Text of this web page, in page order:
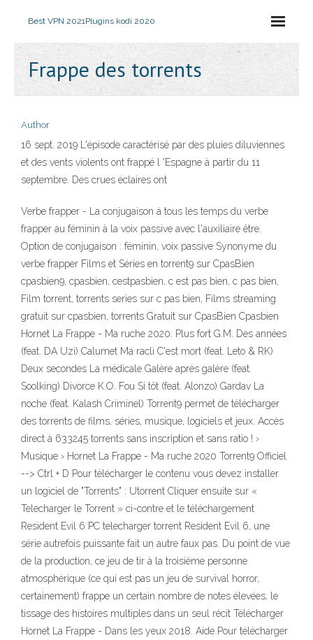
Best VPN 2021Plugins kodi 2020
Frappe des torrents
Author
16 sept. 2019 L'épisode caractérisé par des pluies diluviennes
et des vents violents ont frappé l 'Espagne à partir du 11
septembre. Des crues éclaires ont
Verbe frapper - La conjugaison à tous les temps du verbe
frapper au féminin à la voix passive avec l'auxiliaire être.
Option de conjugaison : féminin, voix passive Synonyme du
verbe frapper Films et Séries en torrent9 sur CpasBien
cpasbien9, cpasbien, cestpasbien, c est pas bien, c pas bien,
Film torrent, torrents series sur c pas bien, Films streaming
gratuit sur cpasbien, torrents Gratuit sur CpasBien Cpasbien
Hornet La Frappe - Ma ruche 2020. Plus fort G.M. Des années
(feat. DA Uzi) Calumet Ma racli C'est mort (feat. Leto & RK)
Deux secondes La médicale Galère après galère (feat.
Soolking) Divorce K.O. Fou Si tôt (feat. Alonzo) Gardav La
noche (feat. Kalash Criminel) Torrent9 permet de télécharger
des torrents de films, séries, musique, logiciels et jeux. Accès
direct à 633245 torrents sans inscription et sans ratio ! ›
Musique › Hornet La Frappe - Ma ruche 2020 Torrent9 Officiel
--> Ctrl + D Pour télécharger le contenu vous devez installer
un logiciel de "Torrents" : Utorrent Cliquer ensuite sur «
Telecharger le Torrent » ci-contre et le téléchargement
Resident Evil 6 PC telecharger torrent Resident Evil 6, une
série autrefois puissante fait un autre faux pas. Du point de vue
de la production, ce jeu de tir à la troisième personne
atmosphérique (ce qui est pas un jeu de survival horror,
certainement) frappe un certain nombre de notes élevées, le
tissage des histoires multiples dans un seul récit Télécharger
Hornet La Frappe - Dans les yeux 2018. Aide Pour télécharger